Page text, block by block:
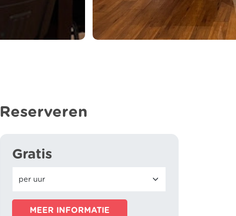
Reserveren
Gratis
MEER INFORMATIE